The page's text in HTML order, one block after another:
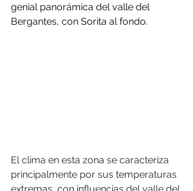
genial panorámica del valle del
Bergantes, con Sorita al fondo.
El clima en esta zona se caracteriza
principalmente por sus temperaturas